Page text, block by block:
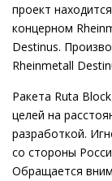
проект
концерном
Destinus.
Rheinmetall
Ракета Ruta
целей на
разработкой.
со стороны
Обращается